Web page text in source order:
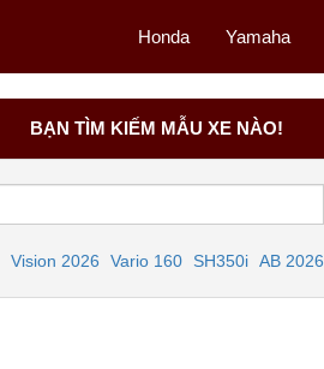
Honda Yamaha
BẠN TÌM KIẾM MẪU XE NÀO!
Vision 2026 Vario 160 SH350i AB 2026